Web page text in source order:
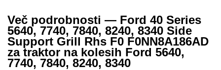
Več podrobnosti — Ford 40 Series
5640, 7740, 7840, 8240, 8340 Side
Support Grill Rhs F0 F0NN8A186AD
za traktor na kolesih Ford 5640,
7740, 7840, 8240, 8340